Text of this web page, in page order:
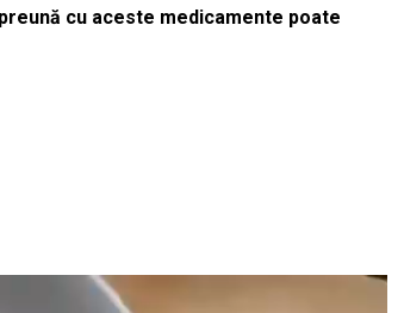
cu aceste medicamente poate